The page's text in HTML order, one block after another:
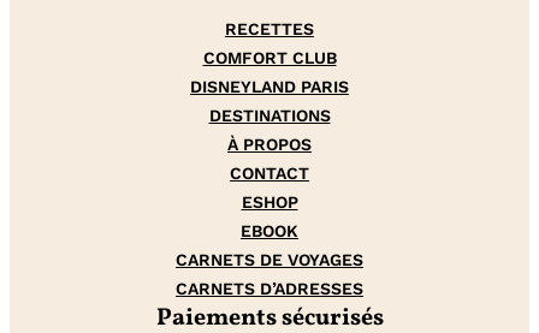
RECETTES
COMFORT CLUB
DISNEYLAND PARIS
DESTINATIONS
À PROPOS
CONTACT
ESHOP
EBOOK
CARNETS DE VOYAGES
CARNETS D’ADRESSES
Paiements sécurisés